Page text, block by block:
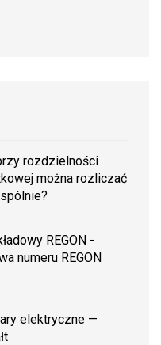
rozdzielności
można rozliczać
REGON -
numeru REGON
elektryczne —